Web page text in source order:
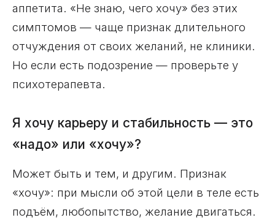
аппетита. «Не знаю, чего хочу» без этих
симптомов — чаще признак длительного
отчуждения от своих желаний, не клиники.
Но если есть подозрение — проверьте у
психотерапевта.
Я хочу карьеру и стабильность — это
«надо» или «хочу»?
Может быть и тем, и другим. Признак
«хочу»: при мысли об этой цели в теле есть
подъём, любопытство, желание двигаться.